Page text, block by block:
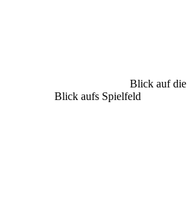
Blick auf die
Blick aufs Spielfeld